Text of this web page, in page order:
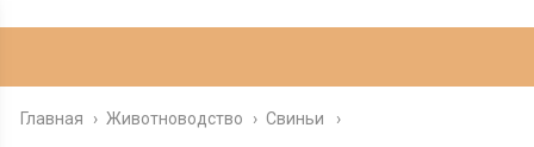
Главная › Животноводство › Свиньи